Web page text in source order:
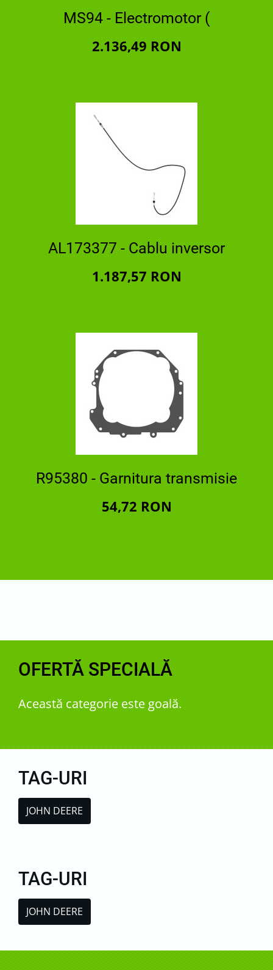
MS94 - Electromotor (
2.136,49 RON
AL173377 - Cablu inversor
1.187,57 RON
R95380 - Garnitura transmisie
54,72 RON
OFERTĂ SPECIALĂ
Această categorie este goală.
TAG-URI
JOHN DEERE
TAG-URI
JOHN DEERE